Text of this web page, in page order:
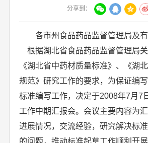
分享到：
各市州食品药品监督管理局及有
根据湖北省食品药品监督管理局
《湖北省中药材质量标准》、《湖
规范》研究工作的要求，为保证编
标准编写工作，决定于2008年7月7
工作中期汇报会。会议主要内容为
进展情况，交流经验，研究解决标
的问题，推动标准起草工作顺利开